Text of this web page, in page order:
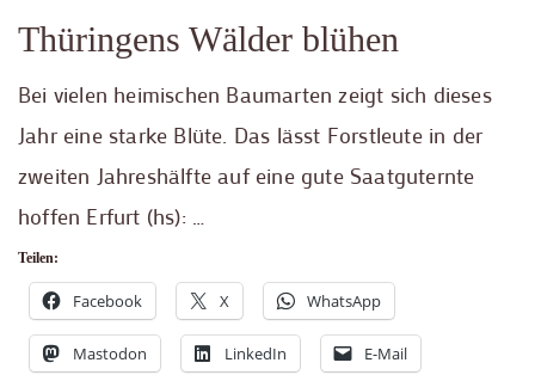
Thüringens Wälder blühen
Bei vielen heimischen Baumarten zeigt sich dieses
Jahr eine starke Blüte. Das lässt Forstleute in der
zweiten Jahreshälfte auf eine gute Saatguternte
hoffen Erfurt (hs): …
Teilen:
Facebook X WhatsApp
Mastodon LinkedIn E-Mail